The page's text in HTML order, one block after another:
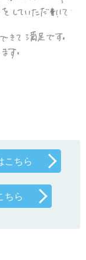
こちら
ちら